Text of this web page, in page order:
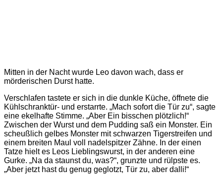
Mitten in der Nacht wurde Leo davon wach, dass er
mörderischen Durst hatte.
Verschlafen tastete er sich in die dunkle Küche, öffnete die
Kühlschranktür- und erstarrte. „Mach sofort die Tür zu“, sagte
eine ekelhafte Stimme. „Aber Ein bisschen plötzlich!“
Zwischen der Wurst und dem Pudding saß ein Monster. Ein
scheußlich gelbes Monster mit schwarzen Tigerstreifen und
einem breiten Maul voll nadelspitzer Zähne. In der einen
Tatze hielt es Leos Lieblingswurst, in der anderen eine
Gurke. „Na da staunst du, was?“, grunzte und rülpste es.
„Aber jetzt hast du genug geglotzt, Tür zu, aber dalli!“